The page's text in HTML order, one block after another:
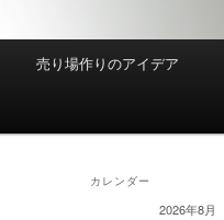
売り場作りのアイデア
カレンダー
2026年8月